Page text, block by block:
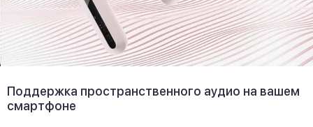
Поддержка пространственного аудио на вашем
смартфоне